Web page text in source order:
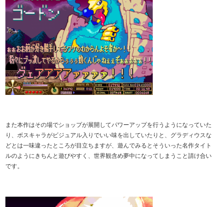
また本作はその場でショップが展開してパワーアップを行うようになっていた
り、ボスキャラがビジュアル入りでいい味を出していたりと、グラディウスな
どとは一味違ったところが目立ちますが、遊んでみるとそういった名作タイト
ルのようにきちんと遊びやすく、世界観含め夢中になってしまうこと請け合い
です。